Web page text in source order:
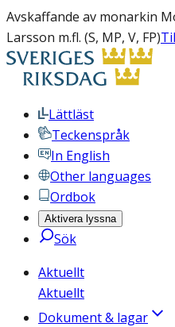
Avskaffande av monarkin
Larsson m.fl. (S, MP, V, FP)
Lättläst
Teckenspråk
In English
Other languages
Ordbok
Aktivera lyssna
Sök
Aktuellt
Aktuellt
Dokument & lagar